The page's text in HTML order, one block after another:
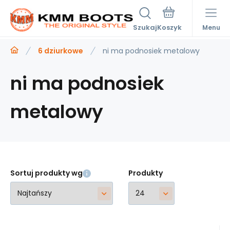
Szukaj Menu
6 dziurkowe ni ma podnosiek metalowy
ni ma podnosiek
metalowy
Sortuj produkty wg Produkty